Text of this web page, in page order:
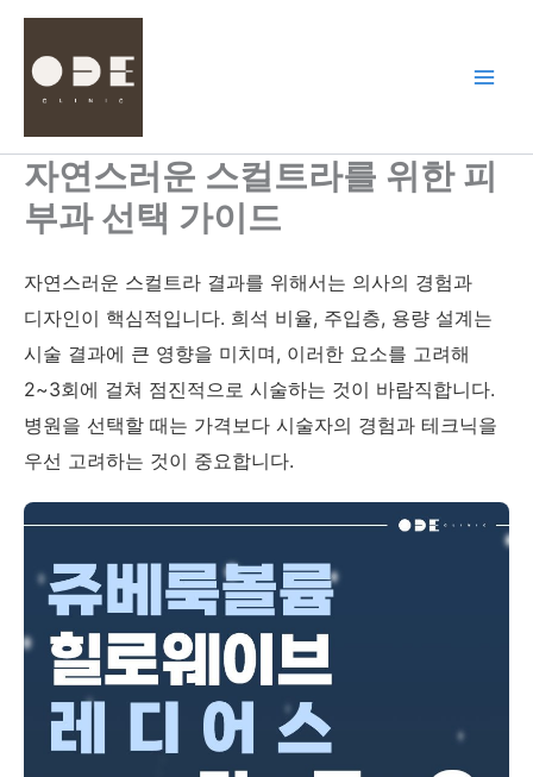
너 자연스러운 스컬트라를 위한 피
부과 선택 가이드
자연스러운 스컬트라 결과를 위해서는 의사의 경험과
디자인이 핵심적입니다. 희석 비율, 주입층, 용량 설계는
시술 결과에 큰 영향을 미치며, 이러한 요소를 고려해
2~3회에 걸쳐 점진적으로 시술하는 것이 바람직합니다.
병원을 선택할 때는 가격보다 시술자의 경험과 테크닉을
우선 고려하는 것이 중요합니다.